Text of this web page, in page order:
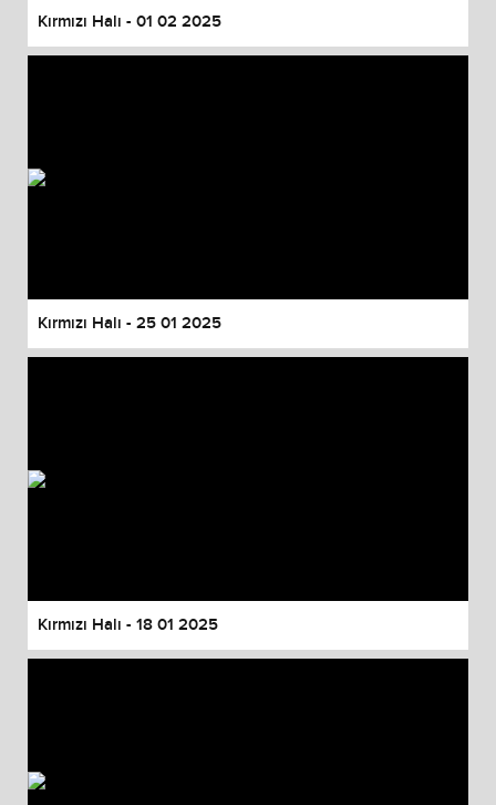
Kırmızı Halı - 01 02 2025
Kırmızı Halı - 25 01 2025
Kırmızı Halı - 18 01 2025